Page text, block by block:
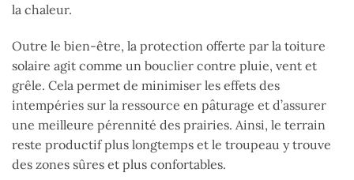
la chaleur.
Outre le bien-être, la protection offerte par la toiture
solaire agit comme un bouclier contre pluie, vent et
grêle. Cela permet de minimiser les effets des
intempéries sur la ressource en pâturage et d’assurer
une meilleure pérennité des prairies. Ainsi, le terrain
reste productif plus longtemps et le troupeau y trouve
des zones sûres et plus confortables.